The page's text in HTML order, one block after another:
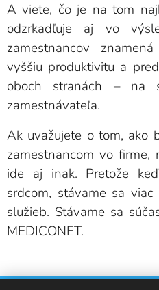
A viete, čo je na tom
odzrkadľuje aj vo
zamestnancov
vyššiu produktivitu a
oboch stranách – na
zamestnávateľa.
Ak uvažujete o tom, ako
zamestnancom vo firme,
ide aj inak. Pretože
srdcom, stávame sa
služieb. Stávame sa
MEDICONET.